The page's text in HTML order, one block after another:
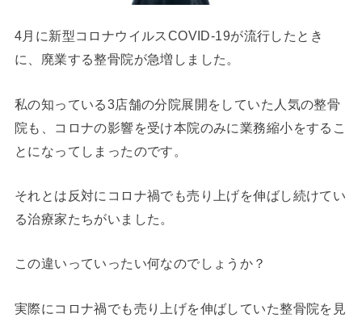
4月に新型コロナウイルスCOVID-19が流行したとき
に、廃業する整骨院が急増しました。
私の知っている3店舗の分院展開をしていた人気の整骨
院も、コロナの影響を受け本院のみに業務縮小をするこ
とになってしまったのです。
それとは反対にコロナ禍でも売り上げを伸ばし続けてい
る治療家たちがいました。
この違いっていったい何なのでしょうか？
実際にコロナ禍でも売り上げを伸ばしていた整骨院を見